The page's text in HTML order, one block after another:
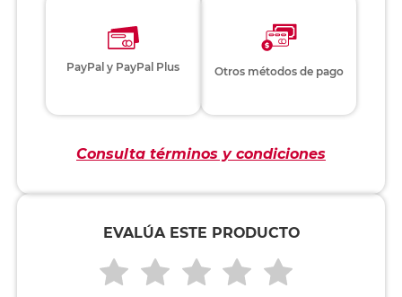
PayPal y PayPal Plus Otros métodos de pago
Consulta términos y condiciones
EVALÚA ESTE PRODUCTO